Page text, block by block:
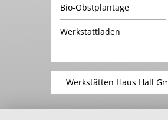
Bio-Obstplantage
Werkstattladen
Werkstätten Haus Hall